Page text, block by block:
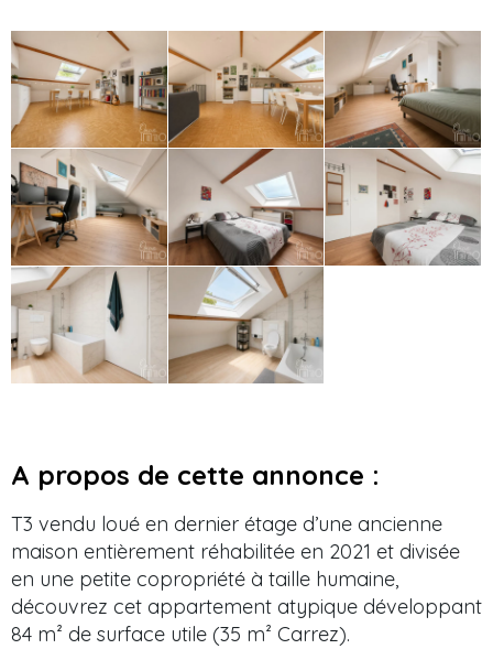
A propos de cette annonce :
T3 vendu loué en dernier étage d’une ancienne
maison entièrement réhabilitée en 2021 et divisée
en une petite copropriété à taille humaine,
découvrez cet appartement atypique développant
84 m² de surface utile (35 m² Carrez).